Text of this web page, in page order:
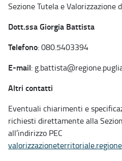
Sezione Tutela e Valorizzazione
Dott.ssa Giorgia Battista
Telefono: 080.5403394
E-mail:
Altri contatti
Eventuali chiarimenti e
richiesti direttamente alla
all’indirizzo PEC